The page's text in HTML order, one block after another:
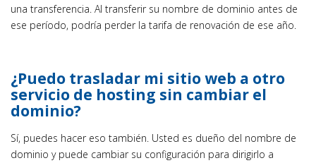
una transferencia. Al transferir su nombre de dominio antes de
ese período, podría perder la tarifa de renovación de ese año.
¿Puedo trasladar mi sitio web a otro
servicio de hosting sin cambiar el
dominio?
Sí, puedes hacer eso también. Usted es dueño del nombre de
dominio y puede cambiar su configuración para dirigirlo a